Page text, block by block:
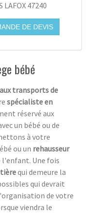
47240
DE DEVIS
bébé
transports de
spécialiste en
réservé aux
un bébé ou de
à votre
ou un rehausseur
Une fois
qui demeure la
qui devrait
de votre
viendra le